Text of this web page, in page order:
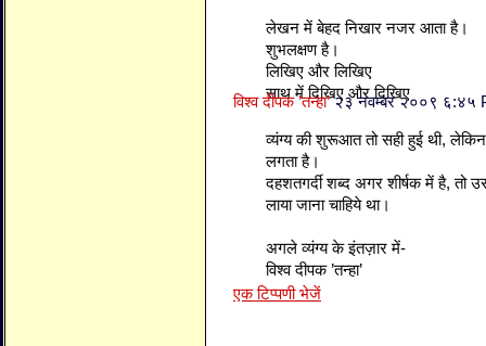
लेखन में बेहद निखार नजर आता है।
शुभलक्षण है।
लिखिए और लिखिए
साथ में दिखिए और दिखिए
विश्व दीपक ’तन्हा’ २३ नवम्बर २००९ ६:४५
व्यंग्य की शुरूआत तो सही हुई थी,
लगता है।
दहशतगर्दी शब्द अगर शीर्षक में है, तो
लाया जाना चाहिये था।
अगले व्यंग्य के इंतज़ार में-
विश्व दीपक ’तन्हा’
एक टिप्पणी भेजें